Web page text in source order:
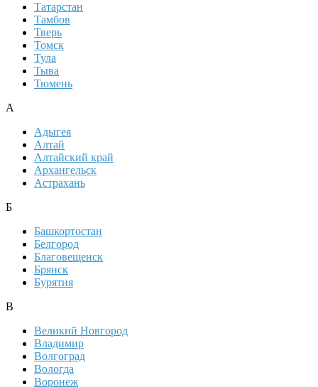
Татарстан
Тамбов
Тверь
Томск
Тула
Тыва
Тюмень
А
Адыгея
Алтай
Алтайский край
Архангельск
Астрахань
Б
Башкортостан
Белгород
Благовещенск
Брянск
Бурятия
В
Великий Новгород
Владимир
Волгоград
Вологда
Воронеж